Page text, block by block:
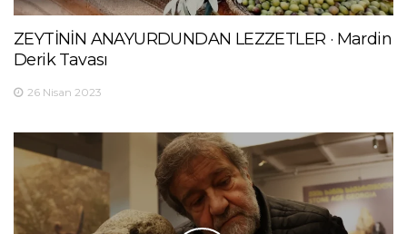
ZEYTİNİN ANAYURDUNDAN LEZZETLER · Mardin
Derik Tavası
26 Nisan 2023